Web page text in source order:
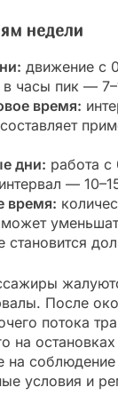
недели
движение с
в часы пик —
время:
дни: работа
—
время:
становится
После
потока
на
на
условия и